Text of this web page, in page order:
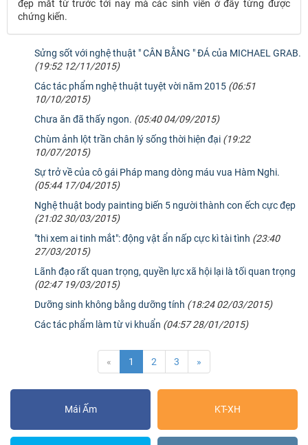
đẹp mắt từ trước tới nay mà các sinh viên ở đây từng được
chứng kiến.
Sửng sốt với nghệ thuật " CÂN BẰNG " ĐÁ của MICHAEL GRAB.
(19:52 12/11/2015)
Các tác phẩm nghệ thuật tuyệt vời năm 2015 (06:51
10/10/2015)
Chưa ăn đã thấy ngon. (05:40 04/09/2015)
Chùm ảnh lột trần chân lý sống thời hiện đại (19:22
10/07/2015)
Sự trở về của cô gái Pháp mang dòng máu vua Hàm Nghi.
(05:44 17/04/2015)
Nghệ thuật body painting biến 5 người thành con ếch cực đẹp
(21:02 30/03/2015)
"thi xem ai tinh mắt": động vật ẩn nấp cực kì tài tình (23:40
27/03/2015)
Lãnh đạo rất quan trọng, quyền lực xã hội lại là tối quan trọng
(02:47 19/03/2015)
Dưỡng sinh không bằng dưỡng tính (18:24 02/03/2015)
Các tác phẩm làm từ vi khuẩn (04:57 28/01/2015)
« 1 2 3 »
Mái Ấm KT-XH